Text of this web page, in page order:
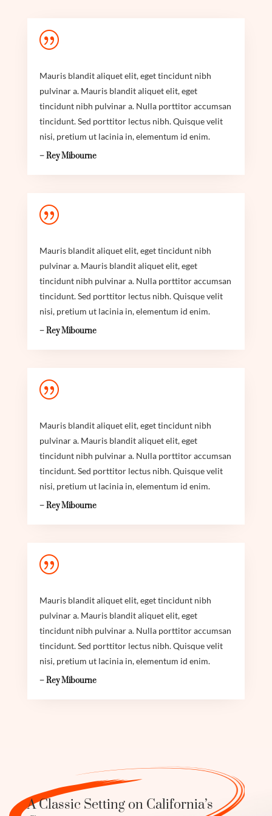
|
Mauris blandit aliquet elit, eget tincidunt nibh
pulvinar a. Mauris blandit aliquet elit, eget
tincidunt nibh pulvinar a. Nulla porttitor accumsan
tincidunt. Sed porttitor lectus nibh. Quisque velit
nisi, pretium ut lacinia in, elementum id enim.
– Rey Mibourne
|
Mauris blandit aliquet elit, eget tincidunt nibh
pulvinar a. Mauris blandit aliquet elit, eget
tincidunt nibh pulvinar a. Nulla porttitor accumsan
tincidunt. Sed porttitor lectus nibh. Quisque velit
nisi, pretium ut lacinia in, elementum id enim.
– Rey Mibourne
|
Mauris blandit aliquet elit, eget tincidunt nibh
pulvinar a. Mauris blandit aliquet elit, eget
tincidunt nibh pulvinar a. Nulla porttitor accumsan
tincidunt. Sed porttitor lectus nibh. Quisque velit
nisi, pretium ut lacinia in, elementum id enim.
– Rey Mibourne
|
Mauris blandit aliquet elit, eget tincidunt nibh
pulvinar a. Mauris blandit aliquet elit, eget
tincidunt nibh pulvinar a. Nulla porttitor accumsan
tincidunt. Sed porttitor lectus nibh. Quisque velit
nisi, pretium ut lacinia in, elementum id enim.
– Rey Mibourne
A Classic Setting on California’s